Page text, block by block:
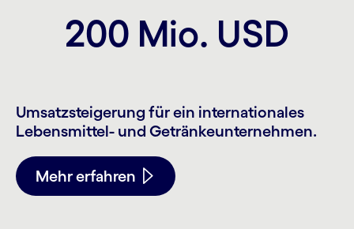
200 Mio. USD
Umsatzsteigerung für ein internationales
Lebensmittel- und Getränkeunternehmen.
Mehr erfahren